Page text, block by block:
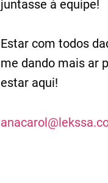
juntasse à equipe!
Estar com todos
me dando mais ar
estar aqui!